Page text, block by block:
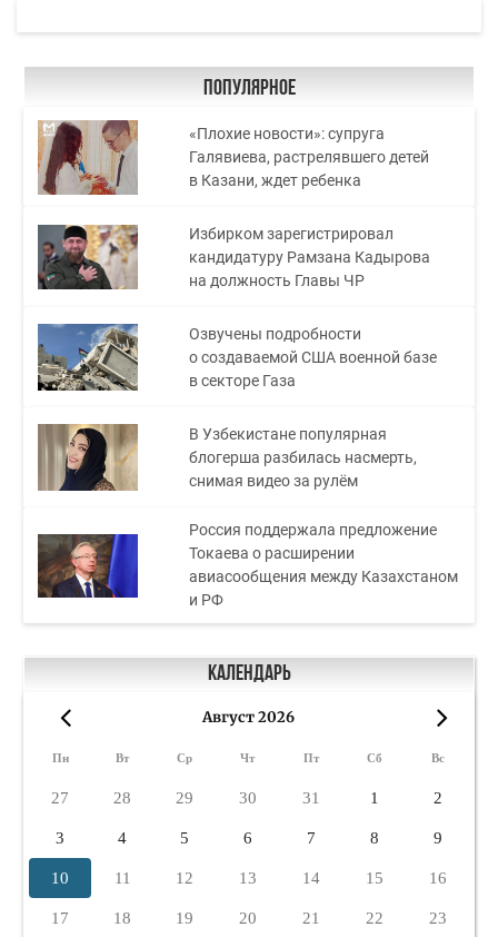
Популярное
«Плохие новости»: супруга
Галявиева, растрелявшего детей
в Казани, ждет ребенка
Избирком зарегистрировал
кандидатуру Рамзана Кадырова
на должность Главы ЧР
Озвучены подробности
о создаваемой США военной базе
в секторе Газа
В Узбекистане популярная
блогерша разбилась насмерть,
снимая видео за рулём
Россия поддержала предложение
Токаева о расширении
авиасообщения между Казахстаном
и РФ
Календарь
Август 2026
Пн Вт Ср Чт Пт Сб Вс
27 28 29 30 31 1 2
3 4 5 6 7 8 9
10 11 12 13 14 15 16
17 18 19 20 21 22 23